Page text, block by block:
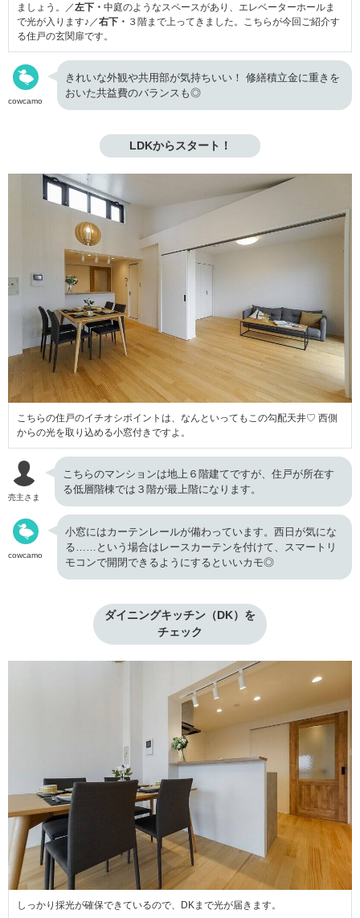
ましょう。／左下・ 中庭のようなスペースがあり、エレベーターホールま
で光が入ります♪／右下・ ３階まで上ってきました。こちらが今回ご紹介す
る住戸の玄関扉です。
cowcamo
きれいな外観や共用部が気持ちいい！ 修繕積立金に重きを
おいた共益費のバランスも◎
LDKからスタート！
こちらの住戸のイチオシポイントは、なんといってもこの勾配天井♡ 西側
からの光を取り込める小窓付きですよ。
売主さま
こちらのマンションは地上６階建てですが、住戸が所在す
る低層階棟では３階が最上階になります。
cowcamo
小窓にはカーテンレールが備わっています。西日が気にな
る……という場合はレースカーテンを付けて、スマートリ
モコンで開閉できるようにするといいカモ◎
ダイニングキッチン（DK）を
チェック
しっかり採光が確保できているので、DKまで光が届きます。